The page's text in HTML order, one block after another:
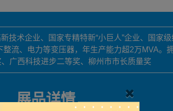
技术企业、国家专精特新“小巨人”企业、国家
流、电力等变压器，年生产能力超2万MVA。
广西科技进步二等奖、柳州市市长质量奖
展品详情